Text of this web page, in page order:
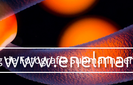
de Fotografía Submarina